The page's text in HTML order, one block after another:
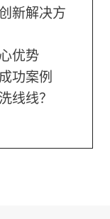
新解决方
优势
功案例
线线？